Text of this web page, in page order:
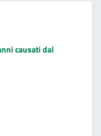
causati dal